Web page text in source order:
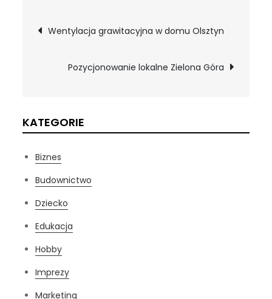
Nawigacja
wpisu
Wentylacja grawitacyjna w domu Olsztyn
Pozycjonowanie lokalne Zielona Góra
KATEGORIE
Biznes
Budownictwo
Dziecko
Edukacja
Hobby
Imprezy
Marketing